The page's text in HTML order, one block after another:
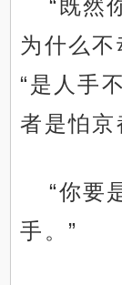
“既然
为什么不
“是人手
者是怕京
“你要
手。”